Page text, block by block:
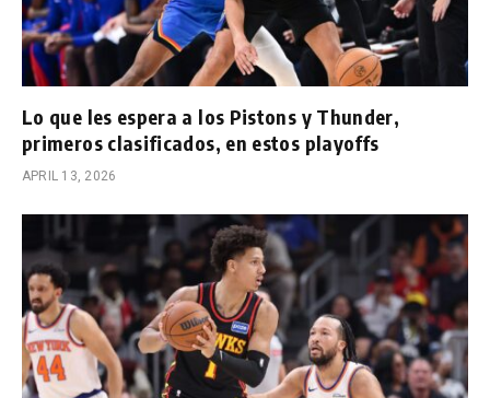
Lo que les espera a los Pistons y Thunder,
primeros clasificados, en estos playoffs
APRIL 13, 2026